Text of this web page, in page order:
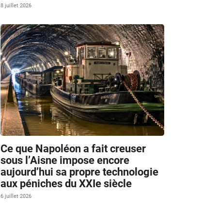
8 juillet 2026
Ce que Napoléon a fait creuser
sous l’Aisne impose encore
aujourd’hui sa propre technologie
aux péniches du XXIe siècle
6 juillet 2026